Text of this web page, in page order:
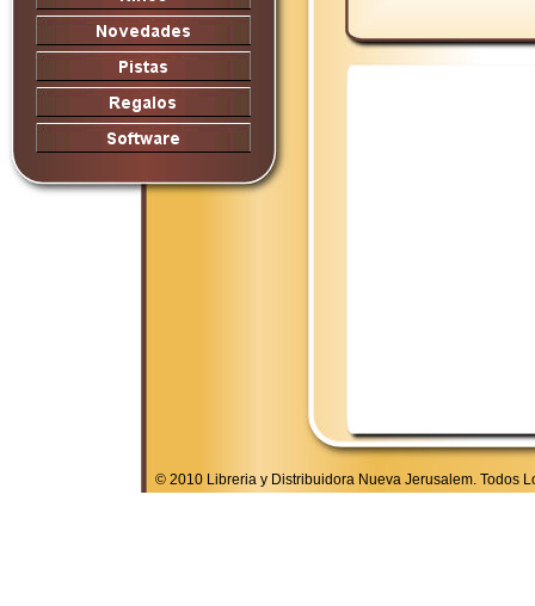
© 2010 Libreria y Distribuidora Nueva Jerusalem. Todos